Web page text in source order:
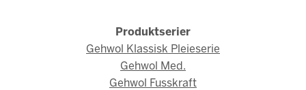
Produktserier
Gehwol Klassisk Pleieserie
Gehwol Med.
Gehwol Fusskraft